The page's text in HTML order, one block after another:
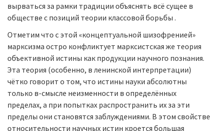
вырваться за рамки традиции объяснять всё сущее в
обществе с позиций теории классовой борьбы .
Отметим что с этой «концептуальной шизофренией»
марксизма остро конфликтует марксистская же теория
объективной истины как продукции научного познания.
Эта теория (особенно, в ленинской интерпретации)
чётко говорит о том, что истины науки абсолютны
только в-смысле неизменности в определённых
пределах, а при попытках распространить их за эти
пределы они становятся заблужде­ниями. В этом свойстве
относительности научных истин кроется большая